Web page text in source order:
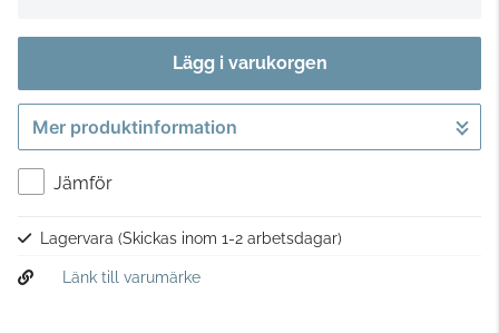
Lägg i varukorgen
Gå till kassan
Mer produktinformation
Jämför
Lagervara (Skickas inom 1-2 arbetsdagar)
Länk till varumärke